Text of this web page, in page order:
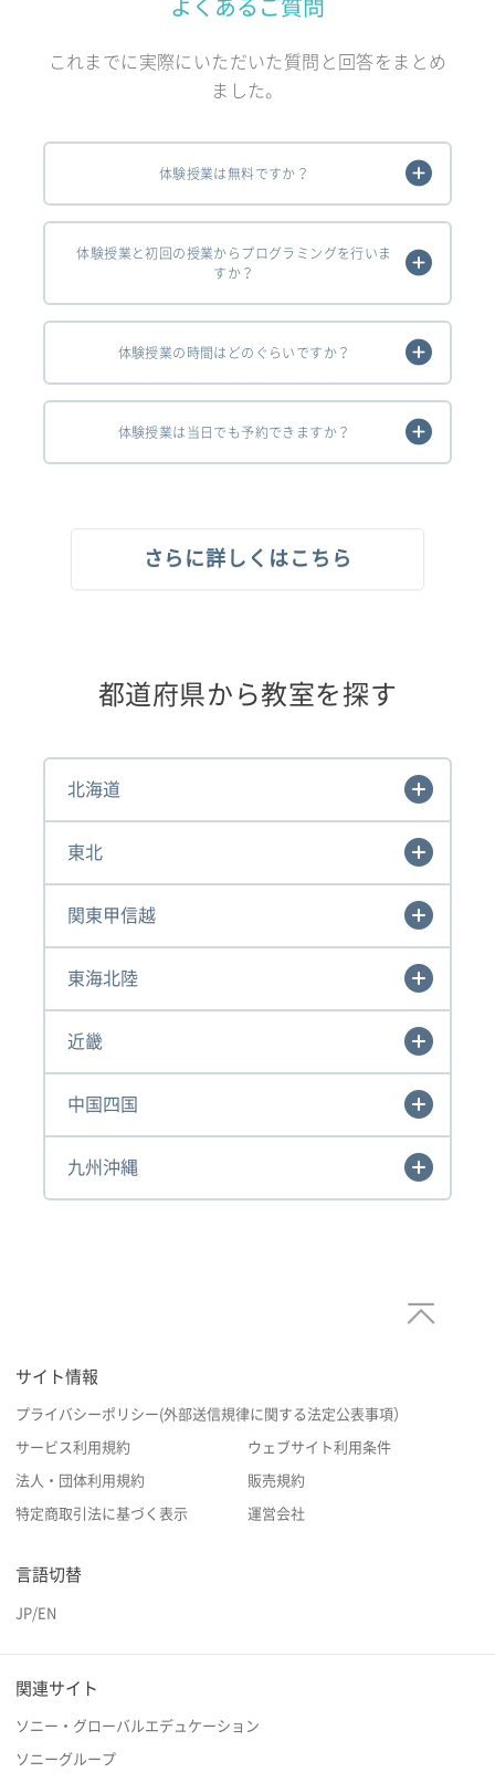
よくあるご質問
これまでに実際にいただいた質問と回答をまとめ
ました。
体験授業は無料ですか？
体験授業と初回の授業からプログラミングを行いま
すか？
体験授業の時間はどのぐらいですか？
体験授業は当日でも予約できますか？
さらに詳しくはこちら
都道府県から教室を探す
北海道
東北
関東甲信越
東海北陸
近畿
中国四国
九州沖縄
サイト情報
プライバシーポリシー(外部送信規律に関する法定公表事項）
サービス利用規約 ウェブサイト利用条件
法人・団体利用規約 販売規約
特定商取引法に基づく表示 運営会社
言語切替
JP/EN
関連サイト
ソニー・グローバルエデュケーション
ソニーグループ